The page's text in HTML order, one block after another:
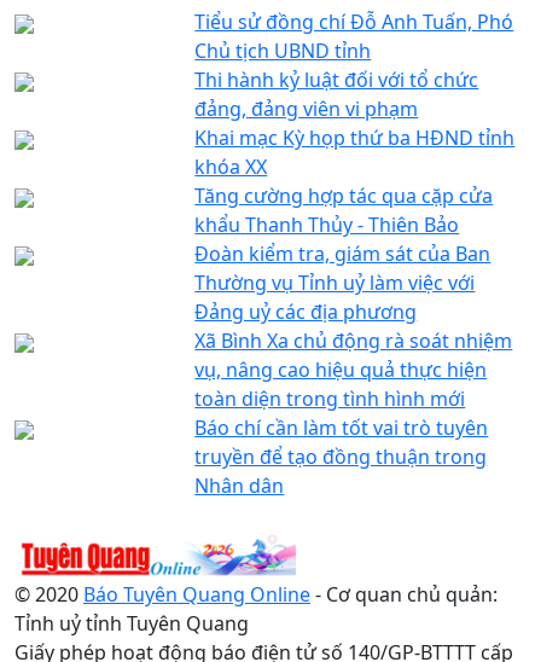
Tiểu sử đồng chí Đỗ Anh Tuấn, Phó
Chủ tịch UBND tỉnh
Thi hành kỷ luật đối với tổ chức
đảng, đảng viên vi phạm
Khai mạc Kỳ họp thứ ba HĐND tỉnh
khóa XX
Tăng cường hợp tác qua cặp cửa
khẩu Thanh Thủy - Thiên Bảo
Đoàn kiểm tra, giám sát của Ban
Thường vụ Tỉnh uỷ làm việc với
Đảng uỷ các địa phương
Xã Bình Xa chủ động rà soát nhiệm
vụ, nâng cao hiệu quả thực hiện
toàn diện trong tình hình mới
Báo chí cần làm tốt vai trò tuyên
truyền để tạo đồng thuận trong
Nhân dân
© 2020 Báo Tuyên Quang Online- Cơ quan chủ quản:
Tỉnh uỷ tỉnh Tuyên Quang
Giấy phép hoạt động báo điện tử số 140/GP-BTTTT cấp